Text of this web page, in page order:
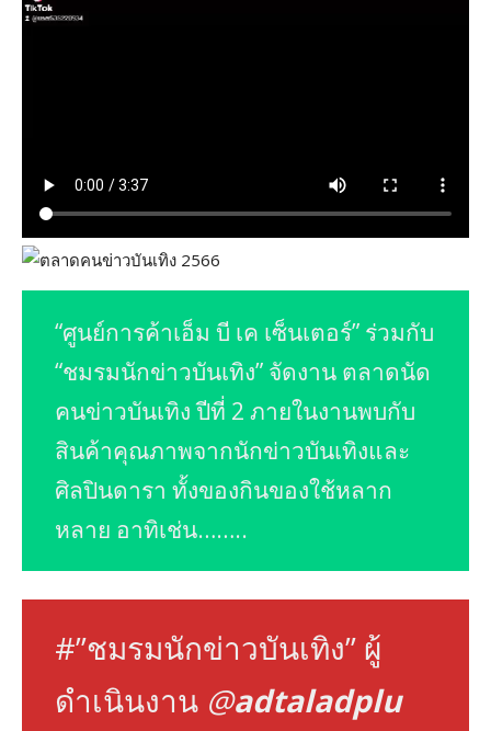
“ศูนย์การค้าเอ็ม บี เค เซ็นเตอร์” ร่วมกับ
“ชมรมนักข่าวบันเทิง” จัดงาน ตลาดนัด
คนข่าวบันเทิง ปีที่ 2 ภายในงานพบกับ
สินค้าคุณภาพจากนักข่าวบันเทิงและ
ศิลปินดารา ทั้งของกินของใช้หลาก
หลาย อาทิเช่น……..
#”ชมรมนักข่าวบันเทิง” ผู้
ดำเนินงาน @adtaladplu